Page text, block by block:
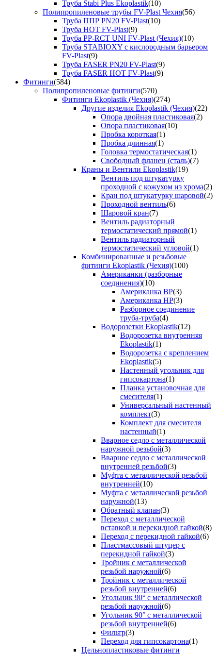
Труба Stabi Plus Ekoplastik(10)
Полипропиленовые трубы FV-Plast Чехия(56)
Труба ППР PN20 FV-Plast(10)
Труба HOT FV-Plast(9)
Труба PP-RCT UNI FV-Plast (Чехия)(10)
Труба STABIOXY с кислородным барьером
FV-Plast(9)
Труба FASER PN20 FV-Plast(9)
Труба FASER HOT FV-Plast(9)
Фитинги(584)
Полипропиленовые фитинги(570)
Фитинги Ekoplastik (Чехия)(274)
Другие изделия Ekoplastik (Чехия)(22)
Опора двойная пластиковая(2)
Опора пластиковая(10)
Пробка короткая(1)
Пробка длинная(1)
Головка термостатическая(1)
Свободный фланец (сталь)(7)
Краны и Вентили Ekoplastik(19)
Вентиль под штукатурку
проходной с кожухом из хрома(2)
Кран под штукатурку шаровой(2)
Проходной вентиль(6)
Шаровой кран(7)
Вентиль радиаторный
термостатический прямой(1)
Вентиль радиаторный
термостатический угловой(1)
Комбинированные и резьбовые
фитинги Ekoplastik (Чехия)(100)
Американки (разборные
соединения)(10)
Американка ВР(3)
Американка НР(3)
Разборное соединение
труба-труба(4)
Водорозетки Ekoplastik(12)
Водорозетка внутренняя
Ekoplastik(1)
Водорозетка с креплением
Ekoplastik(5)
Настенный угольник для
гипсокартона(1)
Планка установочная для
смесителя(1)
Универсальный настенный
комплект(3)
Комплект для смесителя
настенный(1)
Вварное седло с металлической
наружной резьбой(3)
Вварное седло с металлической
внутренней резьбой(3)
Муфта с металлической резьбой
внутренней(10)
Муфта с металлической резьбой
наружной(13)
Обратный клапан(3)
Переход с металлической
вставкой и перекидной гайкой(8)
Переход с перекидной гайкой(6)
Пластмассовый штуцер с
перекидной гайкой(3)
Тройник с металлической
резьбой наружной(6)
Тройник с металлической
резьбой внутренней(6)
Угольник 90° с металлической
резьбой наружной(6)
Угольник 90° с металлической
резьбой внутренней(6)
Фильтр(3)
Переход для гипсокартона(1)
Цельнопластиковые фитинги